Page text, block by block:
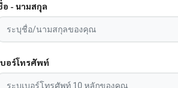
อ - นามสกุล
บอร์โทรศัพท์